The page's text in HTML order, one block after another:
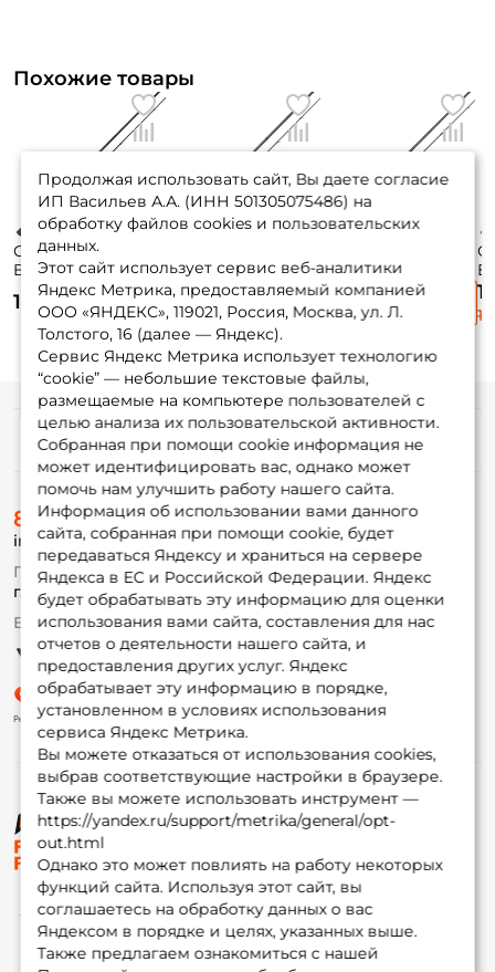
Похожие товары
Спиннинг Zemex
Buriza 274см. 12-
45гр. 151гр. fast /
902H
10 750 ₽
Fishing Fate Black
274см. 20-80гр.
235гр. fast /
FTBS90H2
10 150 ₽
Exceler 274см. 7-
28гр. 170гр. fast /
902MLFS
10 255 ₽
13 670 ₽
Продолжая использовать сайт, Вы даете согласие
ИП Васильев А.А. (ИНН 501305075486) на
обработку файлов cookies и пользовательских
данных.
Этот сайт использует сервис веб-аналитики
Яндекс Метрика, предоставляемый компанией
ООО «ЯНДЕКС», 119021, Россия, Москва, ул. Л.
Толстого, 16 (далее — Яндекс).
Сервис Яндекс Метрика использует технологию
“cookie” — небольшие текстовые файлы,
размещаемые на компьютере пользователей с
целью анализа их пользовательской активности.
Собранная при помощи cookie информация не
может идентифицировать вас, однако может
помочь нам улучшить работу нашего сайта.
Информация об использовании вами данного
сайта, собранная при помощи cookie, будет
передаваться Яндексу и храниться на сервере
Яндекса в ЕС и Российской Федерации. Яндекс
будет обрабатывать эту информацию для оценки
использования вами сайта, составления для нас
отчетов о деятельности нашего сайта, и
предоставления других услуг. Яндекс
обрабатывает эту информацию в порядке,
установленном в условиях использования
сервиса Яндекс Метрика.
Вы можете отказаться от использования cookies,
выбрав соответствующие настройки в браузере.
Также вы можете использовать инструмент —
https://yandex.ru/support/metrika/general/opt-
out.html
Однако это может повлиять на работу некоторых
функций сайта. Используя этот сайт, вы
соглашаетесь на обработку данных о вас
Яндексом в порядке и целях, указанных выше.
Также предлагаем ознакомиться с нашей
© ФоксФишинг, 2009-2026
Информация
О магазине
Доставка
Оплата
Fox-bonus
Гуру
Партнерская программа
8 (495) 532-77-88
info@foxfishing.ru
По вопросам с заказом
г. Москва, ул. Плеханова д.7
Ежедневно 10:00 до 20:00